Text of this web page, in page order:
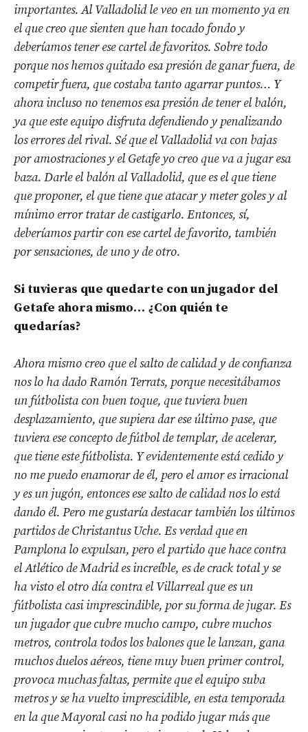
importantes. Al Valladolid le veo en un momento ya en
el que creo que sienten que han tocado fondo y
deberíamos tener ese cartel de favoritos. Sobre todo
porque nos hemos quitado esa presión de ganar fuera, de
competir fuera, que costaba tanto agarrar puntos… Y
ahora incluso no tenemos esa presión de tener el balón,
ya que este equipo disfruta defendiendo y penalizando
los errores del rival. Sé que el Valladolid va con bajas
por amostraciones y el Getafe yo creo que va a jugar esa
baza. Darle el balón al Valladolid, que es el que tiene
que proponer, el que tiene que atacar y meter goles y al
mínimo error tratar de castigarlo. Entonces, sí,
deberíamos partir con ese cartel de favorito, también
por sensaciones, de uno y de otro.
Si tuvieras que quedarte con un jugador del
Getafe ahora mismo… ¿Con quién te
quedarías?
Ahora mismo creo que el salto de calidad y de confianza
nos lo ha dado Ramón Terrats, porque necesitábamos
un fútbolista con buen toque, que tuviera buen
desplazamiento, que supiera dar ese último pase, que
tuviera ese concepto de fútbol de templar, de acelerar,
que tiene este fútbolista. Y evidentemente está cedido y
no me puedo enamorar de él, pero el amor es irracional
y es un jugón, entonces ese salto de calidad nos lo está
dando él. Pero me gustaría destacar también los últimos
partidos de Christantus Uche. Es verdad que en
Pamplona lo expulsan, pero el partido que hace contra
el Atlético de Madrid es increíble, es de crack total y se
ha visto el otro día contra el Villarreal que es un
fútbolista casi imprescindible, por su forma de jugar. Es
un jugador que cubre mucho campo, cubre muchos
metros, controla todos los balones que le lanzan, gana
muchos duelos aéreos, tiene muy buen primer control,
provoca muchas faltas, permite que el equipo suba
metros y se ha vuelto imprescidible, en esta temporada
en la que Mayoral casi no ha podido jugar más que